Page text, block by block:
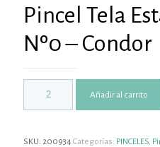
Pincel Tela
Nº0 – Condor
Añadir al carrito
SKU: 200934Categorías: PINCELES,